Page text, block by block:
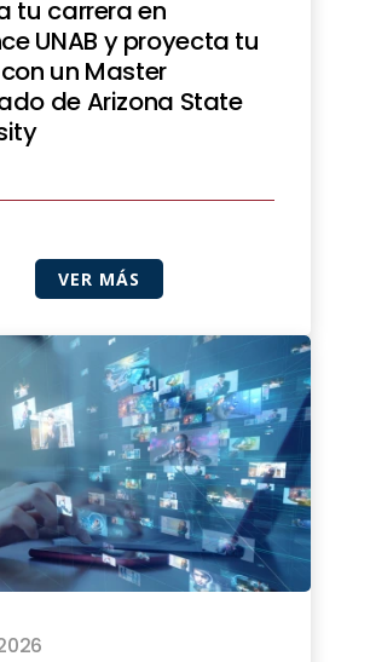
tu carrera en
UNAB y proyecta tu
un Master
de Arizona State
VER MÁS